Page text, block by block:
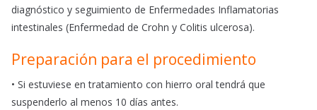
diagnóstico y seguimiento de Enfermedades Inflamatorias
intestinales (Enfermedad de Crohn y Colitis ulcerosa).
Preparación para el procedimiento
• Si estuviese en tratamiento con hierro oral tendrá que
suspenderlo al menos 10 días antes.